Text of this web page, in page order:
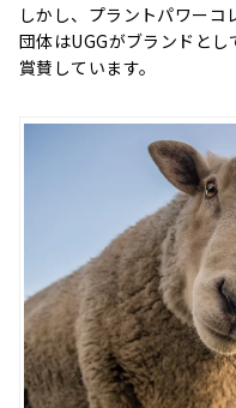
しかし、プラントパワー
団体はUGGがブランドと
賞賛しています。